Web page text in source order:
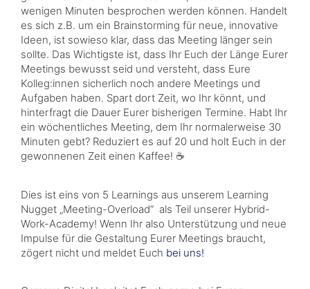
wenigen Minuten besprochen werden können. Handelt
es sich z.B. um ein Brainstorming für neue, innovative
Ideen, ist sowieso klar, dass das Meeting länger sein
sollte. Das Wichtigste ist, dass Ihr Euch der Länge Eurer
Meetings bewusst seid und versteht, dass Eure
Kolleg:innen sicherlich noch andere Meetings und
Aufgaben haben. Spart dort Zeit, wo Ihr könnt, und
hinterfragt die Dauer Eurer bisherigen Termine. Habt Ihr
ein wöchentliches Meeting, dem Ihr normalerweise 30
Minuten gebt? Reduziert es auf 20 und holt Euch in der
gewonnenen Zeit einen Kaffee! ☕
Dies ist eins von 5 Learnings aus unserem Learning
Nugget „Meeting-Overload“ als Teil unserer Hybrid-
Work-Academy! Wenn Ihr also Unterstützung und neue
Impulse für die Gestaltung Eurer Meetings braucht,
zögert nicht und meldet Euch bei uns!